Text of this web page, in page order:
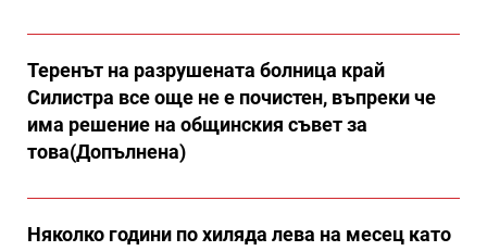
Теренът на разрушената болница край
Силистра все още не е почистен, въпреки че
има решение на общинския съвет за
това(Допълнена)
Няколко години по хиляда лева на месец като